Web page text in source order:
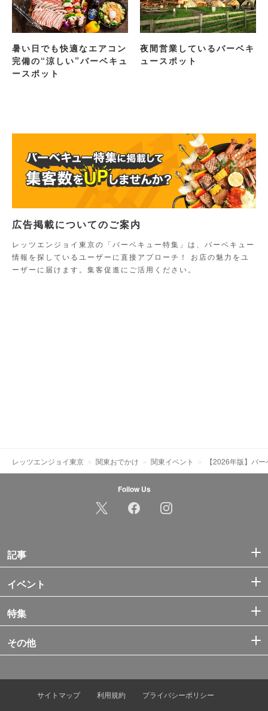
暑い日でも快適なエアコン
完備の“涼しい”バーベキュ
ースポット
夜間営業しているバーベキ
ュースポット
広告掲載についてのご案内
レッツエンジョイ東京の「バーベキュー特集」は、バーベキュー
情報を探しているユーザーに直接アプローチ！ お店の魅力をユ
ーザーに届けます。集客促進にご活用ください。
レッツエンジョイ東京 関東おでかけ 関東イベント 【2026年版】バ
Follow Us
記事
イベント
特集
その他
サイトマップ 利用規約
プライバシーポリシー